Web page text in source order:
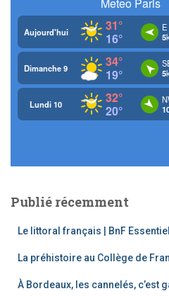
Publié récemment
Le littoral français | BnF
La préhistoire au Collège de
À Bordeaux, les cannelés, c’est